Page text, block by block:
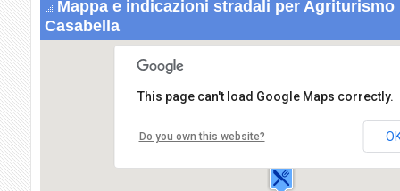
Mappa e indicazioni stradali per Agriturismo
Casabella
Agriturismo Il Granaio dei Casabella
Via Tavernelle - Capaccio,84
84063 PAESTUM
This page can't load Google Maps correctly.
Do you own this website?